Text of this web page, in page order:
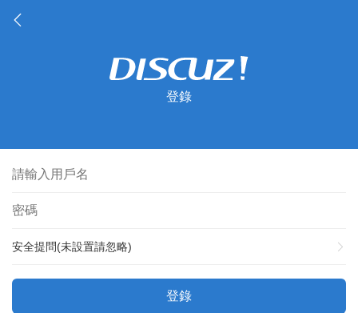
登錄
安全提問(未設置請忽略)
登錄